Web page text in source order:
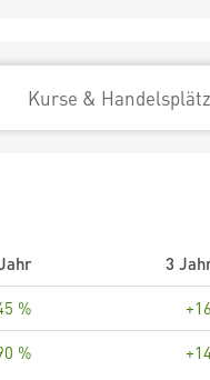
Kurse &
3
%
%